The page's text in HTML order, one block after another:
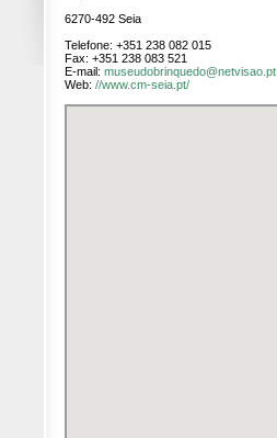
6270-492 Seia
Telefone: +351 238 082 015
Fax: +351 238 083 521
E-mail: museudobrinquedo@netvisao.pt
Web: //www.cm-seia.pt/